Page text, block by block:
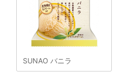
SUNAO バニラ